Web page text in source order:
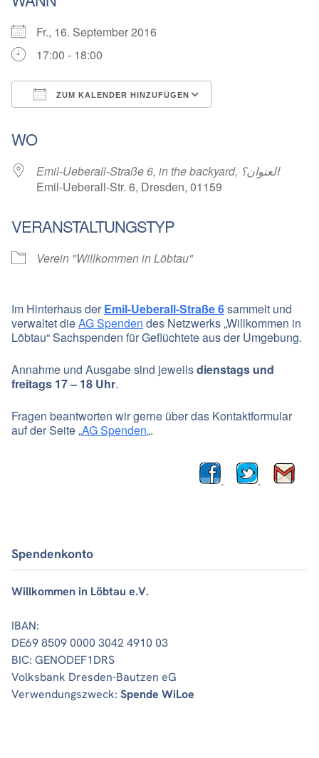
Fr., 16. September 2016
17:00 - 18:00
ZUM KALENDER HINZUFÜGEN
WO
Emil-Ueberall-Straße 6, in the backyard, العنوان؟
Emil-Ueberall-Str. 6, Dresden, 01159
VERANSTALTUNGSTYP
Verein "Willkommen in Löbtau"
Im Hinterhaus derEmil-Ueberall-Straße 6sammelt und
verwaltet dieAG Spenden des Netzwerks „Willkommen in
Löbtau“ Sachspenden für Geflüchtete aus der Umgebung.
Annahme und Ausgabe sind jeweilsdienstags und
freitags 17 – 18 Uhr.
Fragen beantworten wir gerne über das Kontaktformular
auf der Seite „AG Spenden„.
Spendenkonto
Willkommen in Löbtau e.V.
IBAN:
DE69 8509 0000 3042 4910 03
BIC: GENODEF1DRS
Volksbank Dresden-Bautzen eG
Verwendungszweck: Spende WiLoe